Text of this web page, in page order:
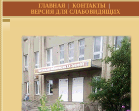
ГЛАВНАЯ |КОНТАКТЫ |
ВЕРСИЯ ДЛЯ СЛАБОВИДЯЩИХ